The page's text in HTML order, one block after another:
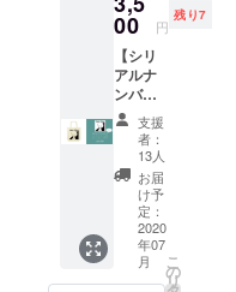
トとと
もに
メール
にて感
謝の気
持ちを
お送り
いたし
ます。
00 円
残り7
【シリ
アルナ
ンバー
120番ま
で！】
りんご
ちゃん
トート
バッグ
（送料
税込）
クラ
ファン
支援
者：
13人
お届
け予
定：
2020
年07
月
こ
の
リ